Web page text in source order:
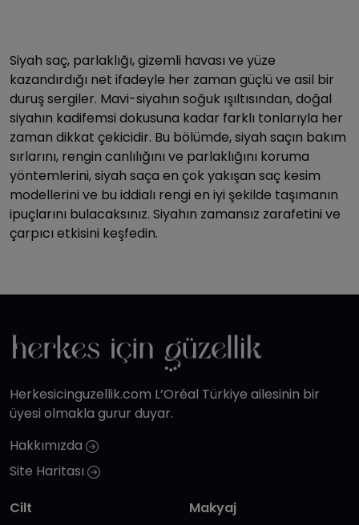
Siyah saç, parlaklığı, gizemli havası ve yüze
kazandırdığı net ifadeyle her zaman güçlü ve asil bir
duruş sergiler. Mavi-siyahın soğuk ışıltısından, doğal
siyahın kadifemsi dokusuna kadar farklı tonlarıyla her
zaman dikkat çekicidir. Bu bölümde, siyah saçın bakım
sırlarını, rengin canlılığını ve parlaklığını koruma
yöntemlerini, siyah saça en çok yakışan saç kesim
modellerini ve bu iddialı rengi en iyi şekilde taşımanın
ipuçlarını bulacaksınız. Siyahın zamansız zarafetini ve
çarpıcı etkisini keşfedin.
Herkesicinguzellik.com L’Oréal Türkiye ailesinin bir
üyesi olmakla gurur duyar.
Hakkımızda
Site Haritası
Cilt
Makyaj